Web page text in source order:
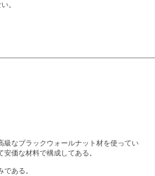
。
級なブラックウォールナット材を使ってい
価な材料で構成してある。
ある。